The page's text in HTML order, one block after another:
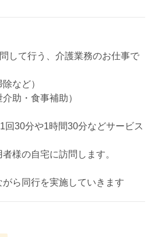
して行う、介護業務のお仕事で
など）
助・食事補助）
30分や1時間30分などサービス
様の自宅に訪問します。
ら同行を実施していきます